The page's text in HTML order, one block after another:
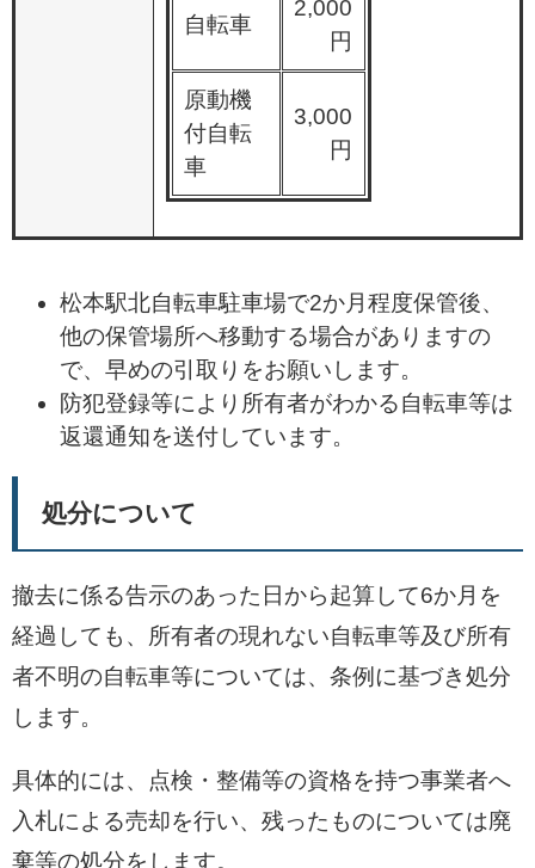
自転車
2,000
円
原動機
付自転
車
3,000
円
松本駅北自転車駐車場で2か月程度保管後、
他の保管場所へ移動する場合がありますの
で、早めの引取りをお願いします。
防犯登録等により所有者がわかる自転車等は
返還通知を送付しています。
処分について
撤去に係る告示のあった日から起算して6か月を
経過しても、所有者の現れない自転車等及び所有
者不明の自転車等については、条例に基づき処分
します。
具体的には、点検・整備等の資格を持つ事業者へ
入札による売却を行い、残ったものについては廃
棄等の処分をします。